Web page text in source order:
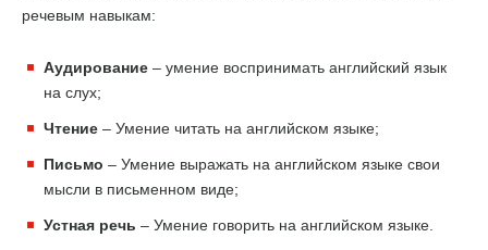
речевым навыкам:
Аудирование – умение воспринимать английский язык
на слух;
Чтение – Умение читать на английском языке;
Письмо – Умение выражать на английском языке свои
мысли в письменном виде;
Устная речь – Умение говорить на английском языке.